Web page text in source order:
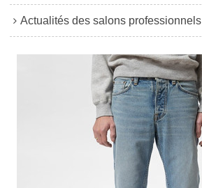
Actualités des salons professionnels